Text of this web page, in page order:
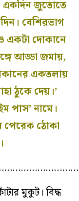
একদিন জুতোতে
বেশিরভাগ
একটা দোকানে
আড্ডা জমায়,
একতলায়
ঠুকে দেয়।’
পাস’ নামে।
পেরেক ঠোকা
মুকুট। বিদ্ধ